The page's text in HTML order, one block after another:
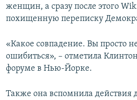
женщин, а сразу после этого
похищенную переписку
«Какое совпадение. Вы просто
ошибиться», – отметила
форуме в Нью-Йорке.
Также она вспомнила действия